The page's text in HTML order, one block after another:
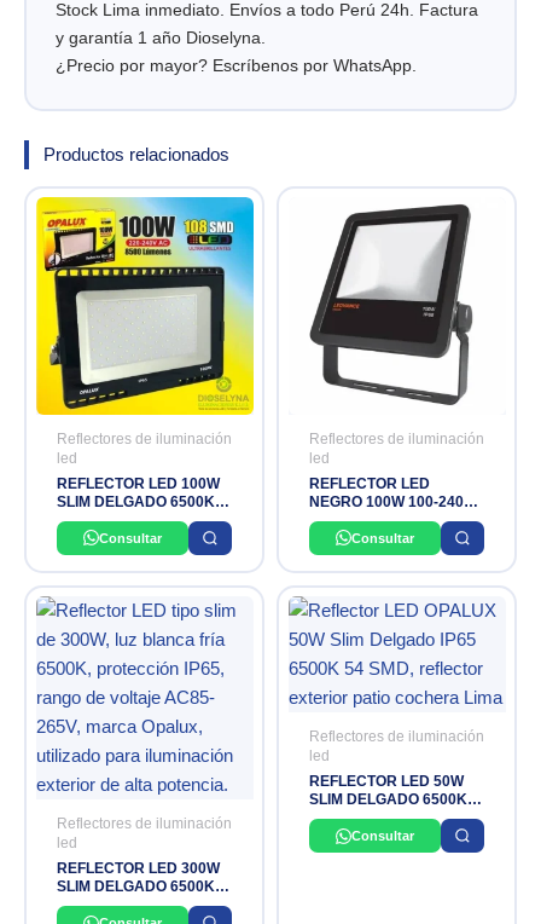
Stock Lima inmediato. Envíos a todo Perú 24h. Factura
y garantía 1 año Dioselyna.
¿Precio por mayor? Escríbenos por WhatsApp.
Productos relacionados
Reflectores de iluminación
led
REFLECTOR LED 100W
SLIM DELGADO 6500K
IP65 85-265V OPALUX
Consultar
Reflectores de iluminación
led
REFLECTOR LED
NEGRO 100W 100-240V
5000K IP65 FLOODLIGHT
LEDVANCE
Consultar
Reflectores de iluminación
led
REFLECTOR LED 300W
SLIM DELGADO 6500K
IP65 AC85-265V OPALUX
Reflectores de iluminación
led
REFLECTOR LED 50W
SLIM DELGADO 6500K
IP65 85-265V OPALUX
Consultar